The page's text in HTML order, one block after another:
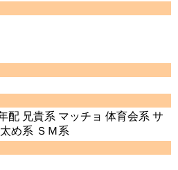
配 兄貴系 マッチョ 体育会系 サ
め系 ＳＭ系